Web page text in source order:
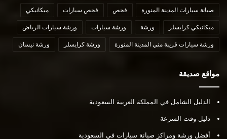
صيانة سيارات المدينة المنورة فحص فحص سيارات ميكانيكي
ميكانيكي كرايسلر ورشة ورشة سيارات ورشة سيارات الرياض
ورشة سيارات قريبة مني المدينة المنورة ورشة كرايسلر ورشة نيسان
مواقع صديقة
الدليل الشامل في المملكة العربية السعودية
دليل وقت السرعة
أفضل ورشة ومراكز صيانة سيارات في السعودية